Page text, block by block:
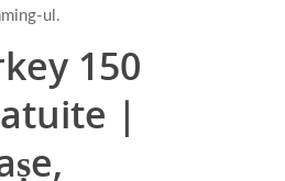
ul.
150
|